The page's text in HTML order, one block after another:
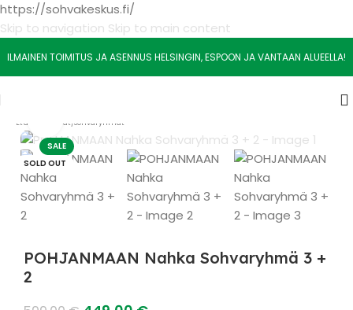
https://sohvakeskus.fi/
Skip to navigation Skip to main content
ILMAINEN TOIMITUS JA ASENNUS HELSINGIN, ESPOON JA VANTAAN ALUEELLA!
Etusivu Sohvat/Sohvaryhmät
SALE
SOLD OUT
Watch video
POHJANMAAN Nahka Sohvaryhmä 3 +
2